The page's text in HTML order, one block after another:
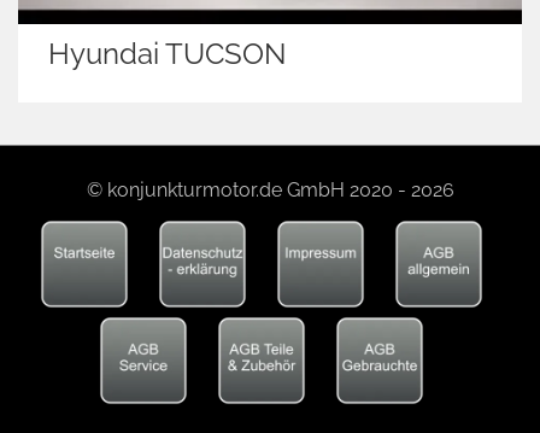
Hyundai TUCSON
© konjunkturmotor.de GmbH 2020 - 2026